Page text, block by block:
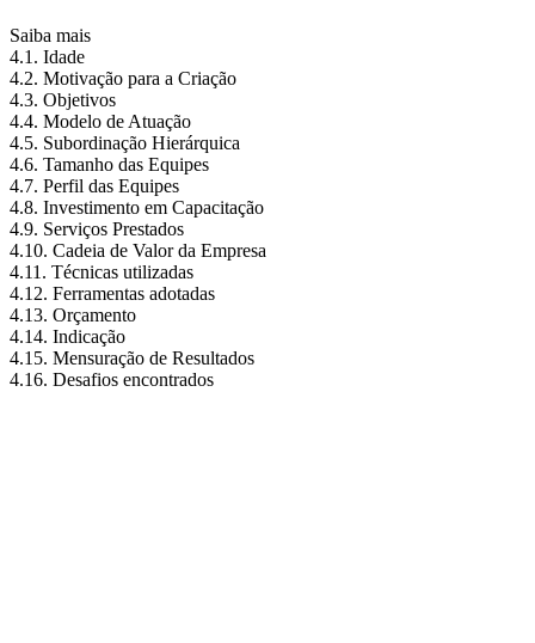
Saiba mais
4.1. Idade
4.2. Motivação para a Criação
4.3. Objetivos
4.4. Modelo de Atuação
4.5. Subordinação Hierárquica
4.6. Tamanho das Equipes
4.7. Perfil das Equipes
4.8. Investimento em Capacitação
4.9. Serviços Prestados
4.10. Cadeia de Valor da Empresa
4.11. Técnicas utilizadas
4.12. Ferramentas adotadas
4.13. Orçamento
4.14. Indicação
4.15. Mensuração de Resultados
4.16. Desafios encontrados